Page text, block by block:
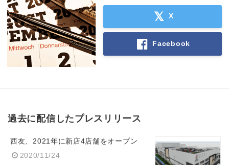
X
Facebook
過去に配信したプレスリリース
西友、2021年に新店4店舗をオープン
2020/11/24